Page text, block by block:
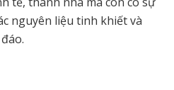
nguyên liệu tinh khiết và